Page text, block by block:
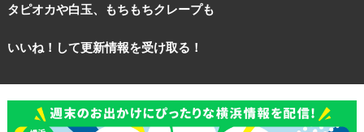
タピオカや白玉、もちもちクレープも
いいね！して更新情報を受け取る！